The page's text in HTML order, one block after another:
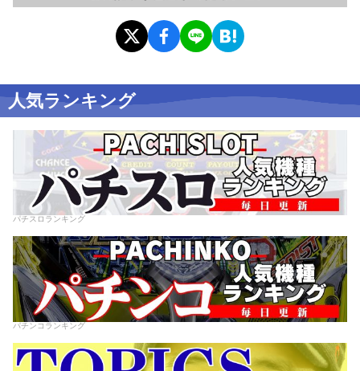
人気ランキング
パチスロランキング
パチンコランキング